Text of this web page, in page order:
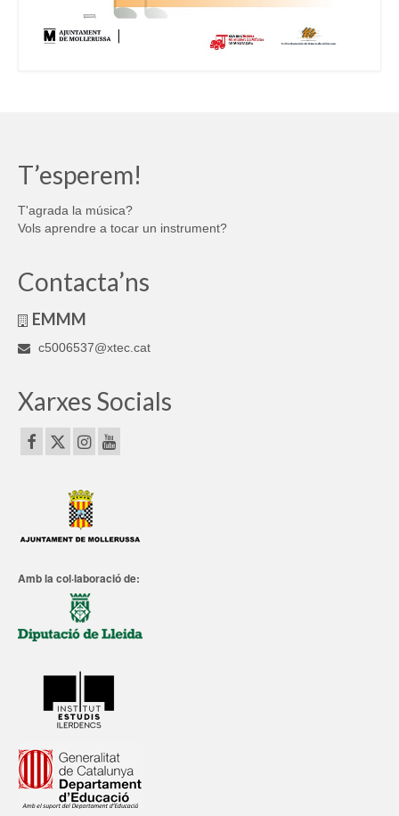
T’esperem!
T'agrada la música?
Vols aprendre a tocar un instrument?
Contacta’ns
EMMM
c5006537@xtec.cat
Xarxes Socials
Amb la col·laboració de: